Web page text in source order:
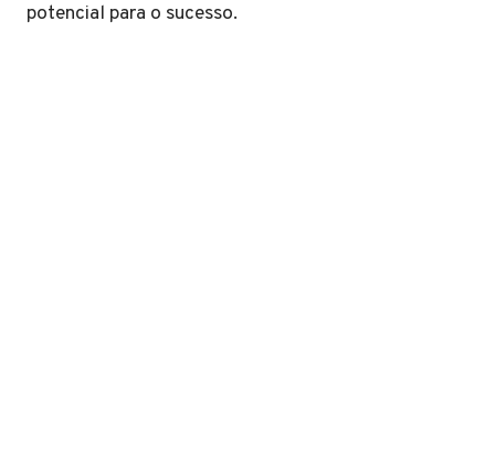
potencial para o sucesso.